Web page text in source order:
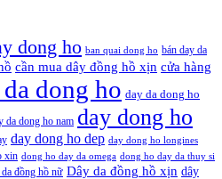
dong ho ban quai dong ho bán day da
cần mua dây đồng hồ xịn cửa hàng
dong ho day da dong ho
da dong ho nam day dong ho
day dong ho dep day dong ho longines
xin dong ho day da omega dong ho day da thuy si
đồng hồ nữ Dây da đồng hồ xịn dây